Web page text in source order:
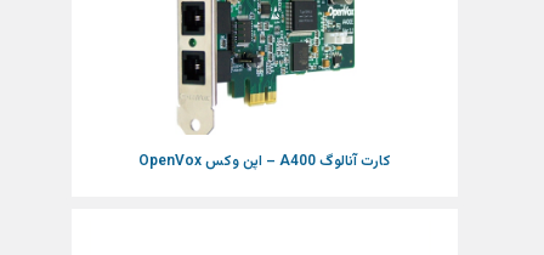
کارت آنالوگ A400 – اپن وکس OpenVox